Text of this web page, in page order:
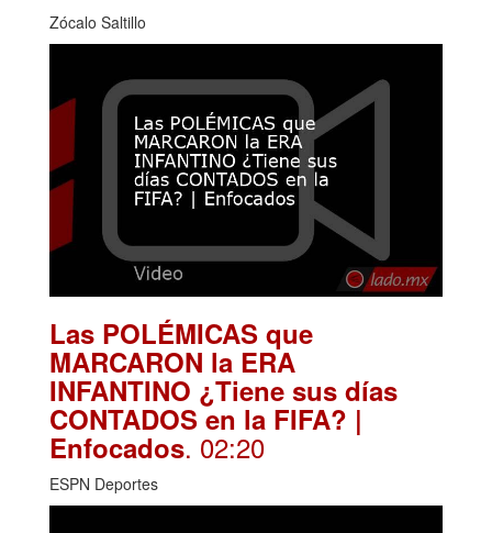
Zócalo Saltillo
Las POLÉMICAS que
MARCARON la ERA
INFANTINO ¿Tiene sus días
CONTADOS en la FIFA? |
Enfocados. 02:20
ESPN Deportes